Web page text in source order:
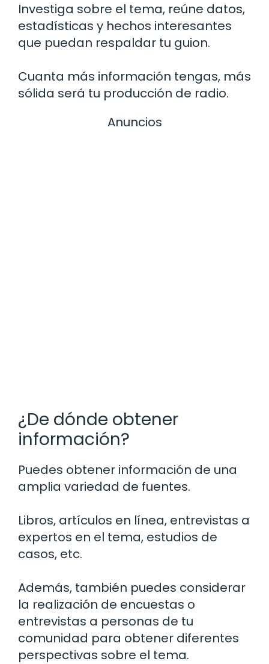
Investiga sobre el tema, reúne datos,
estadísticas y hechos interesantes
que puedan respaldar tu guion.
Cuanta más información tengas, más
sólida será tu producción de radio.
Anuncios
¿De dónde obtener
información?
Puedes obtener información de una
amplia variedad de fuentes.
Libros, artículos en línea, entrevistas a
expertos en el tema, estudios de
casos, etc.
Además, también puedes considerar
la realización de encuestas o
entrevistas a personas de tu
comunidad para obtener diferentes
perspectivas sobre el tema.